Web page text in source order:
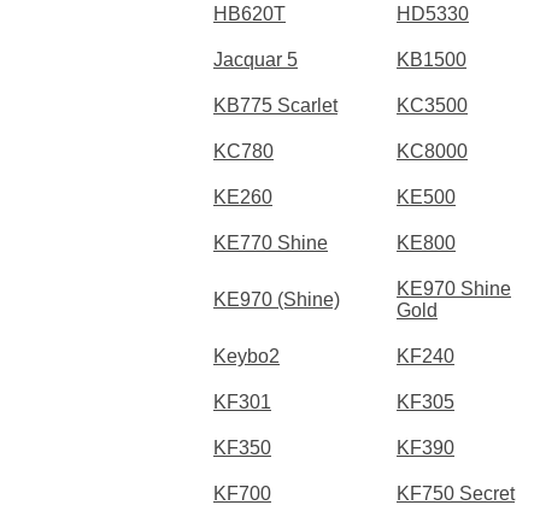
HB620T HD5330
Jacquar 5 KB1500
KB775 Scarlet KC3500
KC780 KC8000
KE260 KE500
KE770 Shine KE800
KE970 (Shine)
KE970 Shine
Gold
Keybo2 KF240
KF301 KF305
KF350 KF390
KF700 KF750 Secret